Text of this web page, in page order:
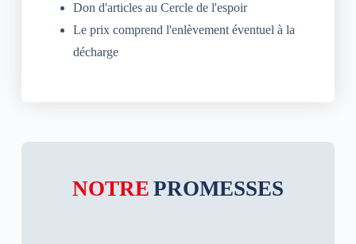
Don d'articles au Cercle de l'espoir
Le prix comprend l'enlèvement éventuel à la
décharge
NOTRE PROMESSES